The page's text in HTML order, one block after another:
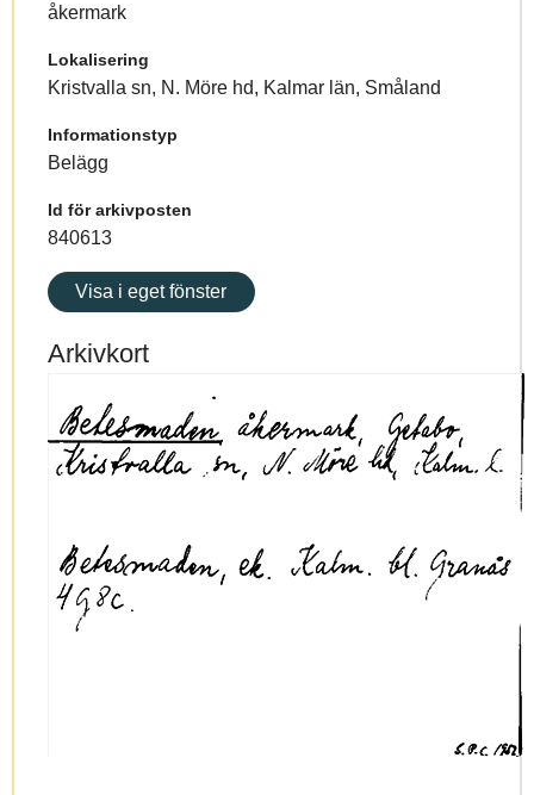
åkermark
Lokalisering
Kristvalla sn, N. Möre hd, Kalmar län, Småland
Informationstyp
Belägg
Id för arkivposten
840613
Visa i eget fönster
Arkivkort